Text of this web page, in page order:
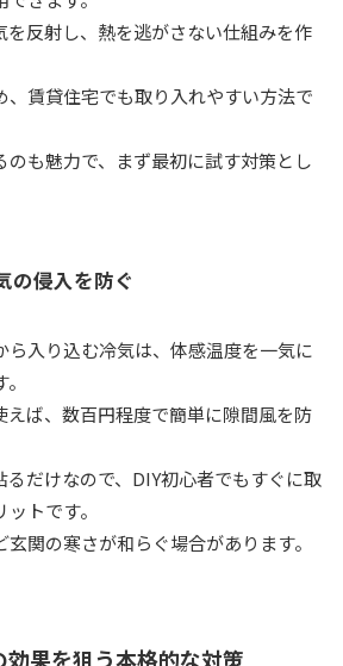
を反射し、熱を逃がさない仕組みを作
、賃貸住宅でも取り入れやすい方法で
のも魅力で、まず最初に試す対策とし
の侵入を防ぐ
ら入り込む冷気は、体感温度を一気に
えば、数百円程度で簡単に隙間風を防
るだけなので、DIY初心者でもすぐに取
トです。
関の寒さが和らぐ場合があります。
効果を狙う本格的な対策